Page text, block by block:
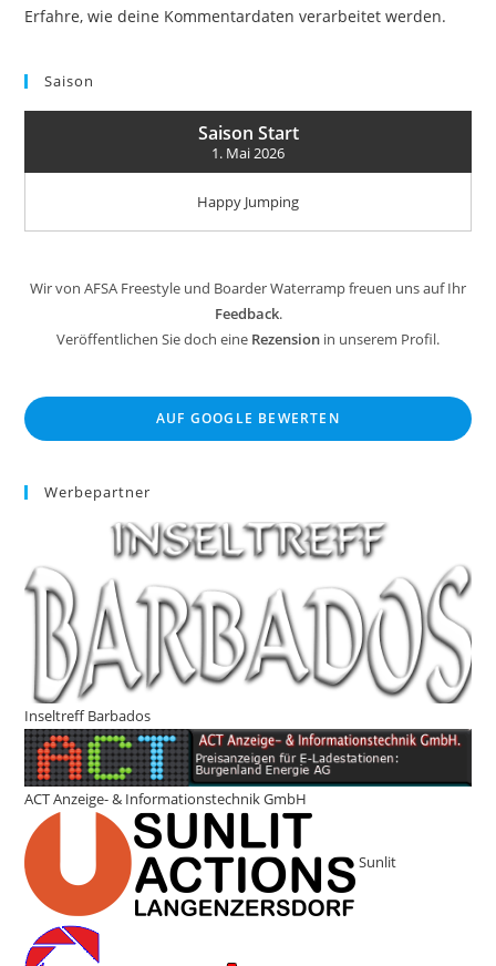
Erfahre, wie deine Kommentardaten verarbeitet werden.
Saison
Saison Start
1. Mai 2026
Happy Jumping
Wir von AFSA Freestyle und Boarder Waterramp freuen uns auf Ihr
Feedback.
Veröffentlichen Sie doch eine Rezension in unserem Profil.
AUF GOOGLE BEWERTEN
Werbepartner
Inseltreff Barbados
ACT Anzeige- & Informationstechnik GmbH
Sunlit